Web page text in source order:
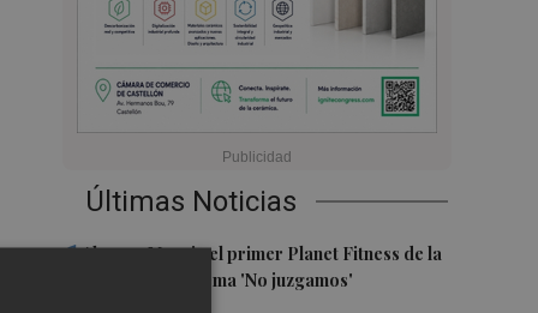
Últimas Noticias
1Abre en Murcia el primer Planet Fitness de la
Región con su lema 'No juzgamos'